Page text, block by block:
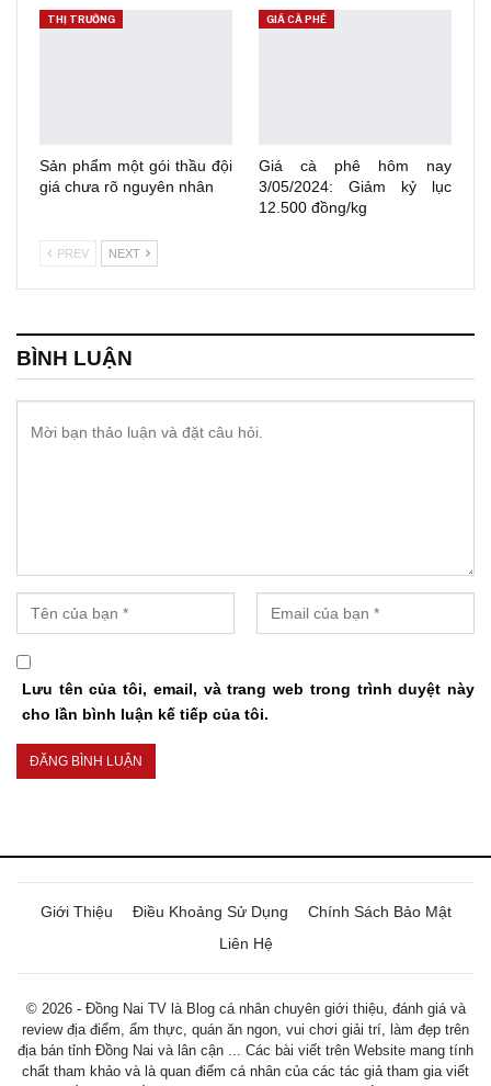
THỊ TRƯỜNG
Sản phẩm một gói thầu đội
giá chưa rõ nguyên nhân
GIÁ CÀ PHÊ
Giá cà phê hôm nay
3/05/2024: Giảm kỷ lục
12.500 đồng/kg
PREV NEXT
BÌNH LUẬN
Lưu tên của tôi, email, và trang web trong trình duyệt này
cho lần bình luận kế tiếp của tôi.
Giới Thiệu Điều Khoảng Sử Dụng
Chính Sách Bảo Mật
Liên Hệ
© 2026 - Đồng Nai TV là Blog cá nhân chuyên giới thiệu, đánh giá và
review địa điểm, ẩm thực, quán ăn ngon, vui chơi giải trí, làm đẹp trên
địa bán tỉnh Đồng Nai và lân cận ... Các bài viết trên Website mang tính
chất tham khảo và là quan điểm cá nhân của các tác giả tham gia viết